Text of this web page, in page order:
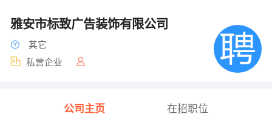
雅安市标致广告装饰有限公司
其它
私营企业
公司主页 在招职位